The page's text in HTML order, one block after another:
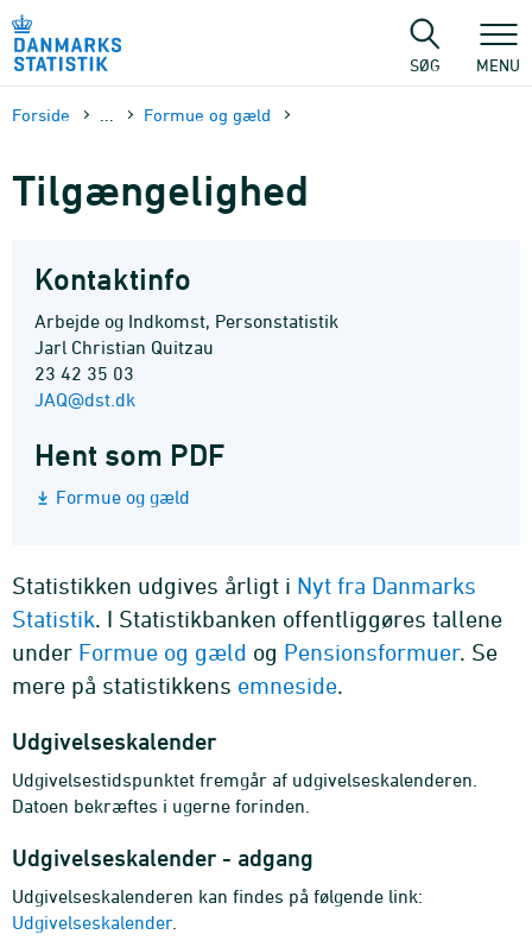
sidens
SØG MENU
Forside Formue og gæld
Tilgængelighed
Kontaktinfo
Arbejde og Indkomst, Personstatistik
Jarl Christian Quitzau
23 42 35 03
JAQ@dst.dk
Hent som PDF
Formue og gæld
Statistikken udgives årligt i Nyt fra Danmarks
Statistik. I Statistikbanken offentliggøres tallene
under Formue og gæld og Pensionsformuer. Se
mere på statistikkens emneside.
Udgivelseskalender
Udgivelsestidspunktet fremgår af udgivelseskalenderen.
Datoen bekræftes i ugerne forinden.
Udgivelseskalender - adgang
Udgivelseskalenderen kan findes på følgende link:
Udgivelseskalender.